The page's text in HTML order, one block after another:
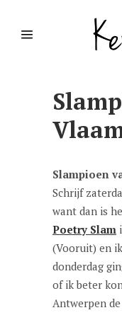
Slampioen
Schrijf
want dan is
Poetry Slam
(Vooruit) en
donderdag
of ik beter
Antwerpen